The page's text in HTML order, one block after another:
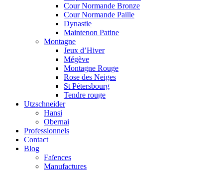
Cour Normande Bronze
Cour Normande Paille
Dynastie
Maintenon Patine
Montagne
Jeux d’Hiver
Mégève
Montagne Rouge
Rose des Neiges
St Pétersbourg
Tendre rouge
Utzschneider
Hansi
Obernai
Professionnels
Contact
Blog
Faïences
Manufactures